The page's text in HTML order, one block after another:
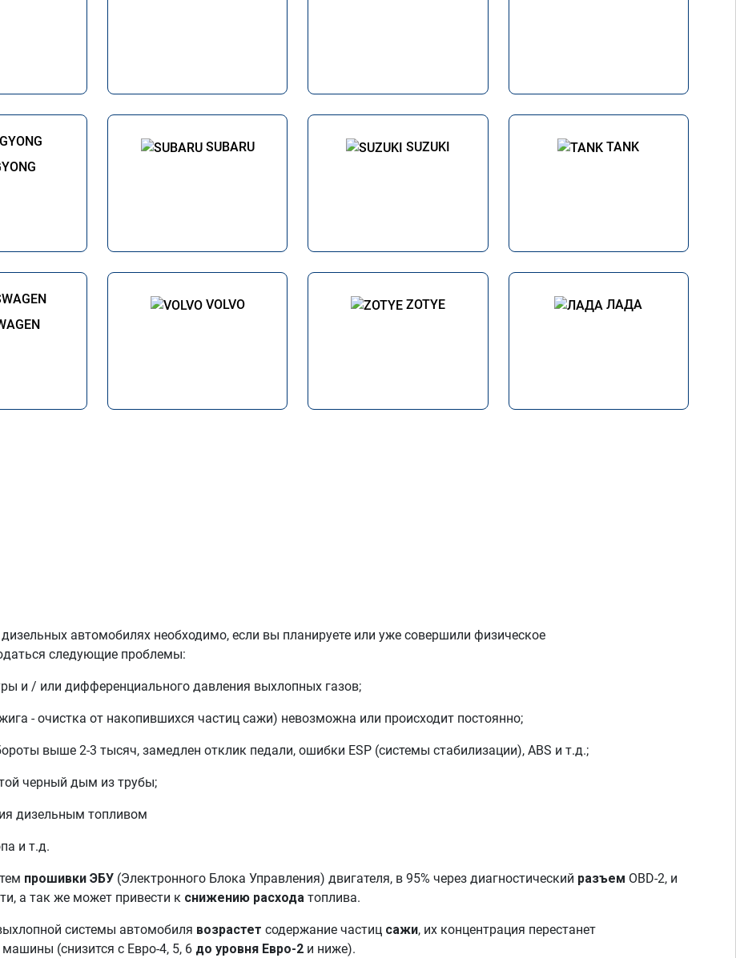
SUBARU SUZUKI TANK
VOLVO ZOTYE ЛАДА
автомобилях необходимо, если вы планируете или уже совершили физическое
следующие проблемы:
и / или дифференциального давления выхлопных газов;
- очистка от накопившихся частиц сажи) невозможна или происходит постоянно;
выше 2-3 тысяч, замедлен отклик педали, ошибки ESP (системы стабилизации), ABS и т.д.;
черный дым из трубы;
дизельным топливом
и т.д.
прошивки ЭБУ (Электронного Блока Управления) двигателя, в 95% через диагностический разъем OBD-2, и
а так же может привести к снижению расхода топлива.
системы автомобиля возрастет содержание частиц сажи, их концентрация перестанет
(снизится с Евро-4, 5, 6 до уровня Евро-2 и ниже).